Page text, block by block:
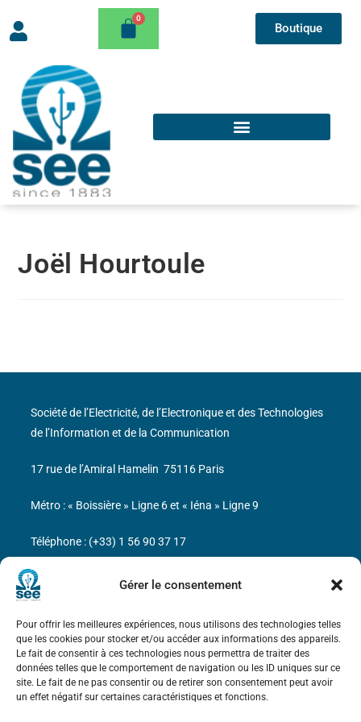
Gérer le consentement
Pour offrir les meilleures expériences, nous utilisons des technologies telles
que les cookies pour stocker et/ou accéder aux informations des appareils.
Le fait de consentir à ces technologies nous permettra de traiter des
données telles que le comportement de navigation ou les ID uniques sur ce
site. Le fait de ne pas consentir ou de retirer son consentement peut avoir
un effet négatif sur certaines caractéristiques et fonctions.
Boutique
Joël Hourtoule
Bicentenaire des découvertes d’André-
Marie Ampère
Mentions légales
Société de l’Electricité, de l’Electronique et des Technologies
de l’Information et de la Communication
17 rue de l’Amiral Hamelin 75116 Paris
Métro : « Boissière » Ligne 6 et « Iéna » Ligne 9
Téléphone : (+33) 1 56 90 37 17
N° de SIREN : 785 393 232, Code APE : 9412Z TVA intra-
communautaire : FR44 785 393 232